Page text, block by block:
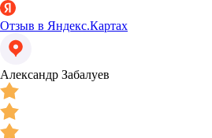
Отзыв в Яндекс.Картах
Александр Забалуев